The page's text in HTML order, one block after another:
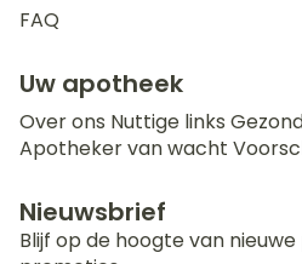
FAQ
Uw apotheek
Over ons Nuttige links
Apotheker van wacht
Nieuwsbrief
Blijf op de hoogte van